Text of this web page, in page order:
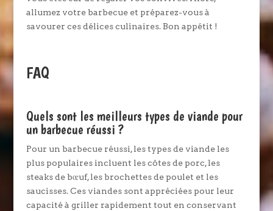
allumez votre barbecue et préparez-vous à
savourer ces délices culinaires. Bon appétit !
FAQ
Quels sont les meilleurs types de viande pour
un barbecue réussi ?
Pour un barbecue réussi, les types de viande les
plus populaires incluent les côtes de porc, les
steaks de bœuf, les brochettes de poulet et les
saucisses. Ces viandes sont appréciées pour leur
capacité à griller rapidement tout en conservant